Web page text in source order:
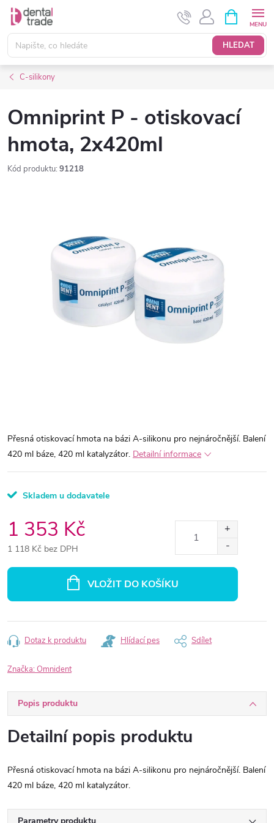
Přejít
obsah
HLEDAT
NÁKUPNÍ
KOŠÍK
C-silikony
Omniprint P - otiskovací
hmota, 2x420ml
Kód produktu: 91218
Přesná otiskovací hmota na bázi A-silikonu pro nejnáročnější. Balení
420 ml báze, 420 ml katalyzátor. Detailní informace
Skladem u dodavatele
1 353 Kč
1 118 Kč bez DPH
VLOŽIT DO KOŠÍKU
Dotaz k produktu Hlídací pes Sdílet
Značka: Omnident
Popis produktu
Detailní popis produktu
Přesná otiskovací hmota na bázi A-silikonu pro nejnáročnější. Balení
420 ml báze, 420 ml katalyzátor.